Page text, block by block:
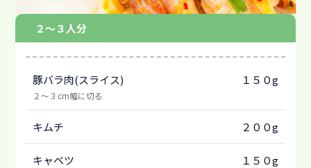
２～３人分
豚バラ肉(スライス) １５０g
２～３cm幅に切る
キムチ ２００g
キャベツ １５０g